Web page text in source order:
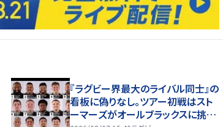
『ラグビー界最大のライバル同士』の
看板に偽りなし。ツアー初戦はスト
ーマーズがオールブラックスに挑